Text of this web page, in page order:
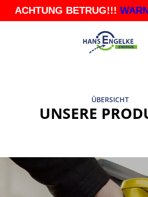
ACHTUNG BETRUG!!!
ÜBERSICHT
UNSERE